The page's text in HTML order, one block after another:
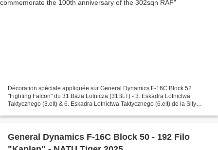
Décoration spéciale appliquée sur General Dynamics F-16C Block 52
"Fighting Falcon" du 31.Baza Lotnicza (31BLT) - 3. Eskadra Lotnictwa
Taktycznego (3.elt) & 6. Eskadra Lotnictwa Taktycznego (6.elt) de la Sily
General Dynamics F-16C Block 50 - 192 Filo